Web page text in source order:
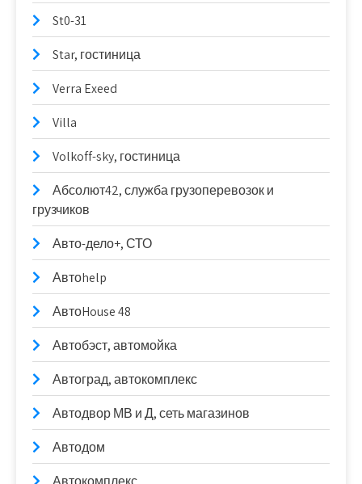
St0-31
Star, гостиница
Verra Exeed
Villa
Volkoff-sky, гостиница
Абсолют42, служба грузоперевозок и
грузчиков
Авто-дело+, СТО
Автоhelp
АвтоHouse 48
Автобэст, автомойка
Автоград, автокомплекс
Автодвор МВ и Д, сеть магазинов
Автодом